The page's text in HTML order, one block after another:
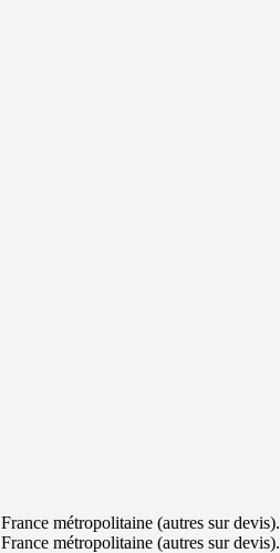
métropolitaine (autres sur devis).
métropolitaine (autres sur devis).